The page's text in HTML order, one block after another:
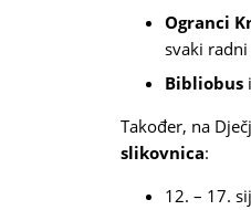
Ogranci
svaki
Bibliobus i
Također, na
slikovnica:
12. – 17.